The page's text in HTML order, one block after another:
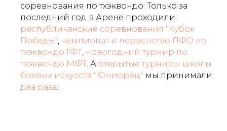
соревнования по тхэквондо. Только за
последний год в Арене проходили:
республиканские соревнования "Кубок
Победы" чемпионат и первенство ПФО по
тхэквондо ГФТ новогодний турнир по
тхэквондо МФТ . А открытые турниры школы
боевых искусств "Юниорец" мы принимали
два раза!